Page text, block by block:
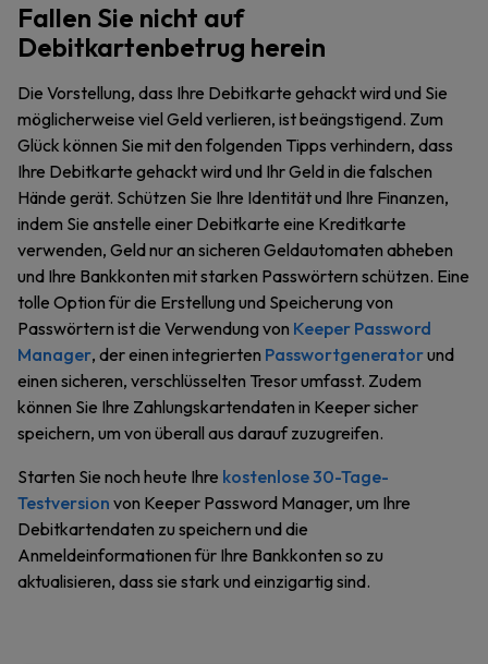
Fallen Sie nicht auf
Debitkartenbetrug herein
Die Vorstellung, dass Ihre Debitkarte gehackt wird und Sie
möglicherweise viel Geld verlieren, ist beängstigend. Zum
Glück können Sie mit den folgenden Tipps verhindern, dass
Ihre Debitkarte gehackt wird und Ihr Geld in die falschen
Hände gerät. Schützen Sie Ihre Identität und Ihre Finanzen,
indem Sie anstelle einer Debitkarte eine Kreditkarte
verwenden, Geld nur an sicheren Geldautomaten abheben
und Ihre Bankkonten mit starken Passwörtern schützen. Eine
tolle Option für die Erstellung und Speicherung von
Passwörtern ist die Verwendung von Keeper Password
Manager, der einen integrierten Passwortgeneratorund
einen sicheren, verschlüsselten Tresor umfasst. Zudem
können Sie Ihre Zahlungskartendaten in Keeper sicher
speichern, um von überall aus darauf zuzugreifen.
Starten Sie noch heute Ihre kostenlose 30-Tage-
Testversion von Keeper Password Manager, um Ihre
Debitkartendaten zu speichern und die
Anmeldeinformationen für Ihre Bankkonten so zu
aktualisieren, dass sie stark und einzigartig sind.